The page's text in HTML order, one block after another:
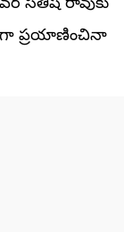
ప్రయాణించినా